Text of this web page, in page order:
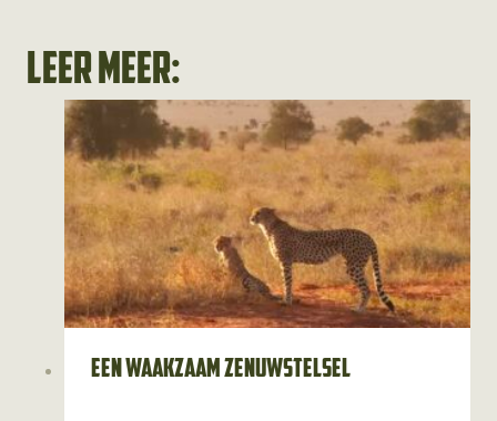
Leer meer:
Een waakzaam zenuwstelsel